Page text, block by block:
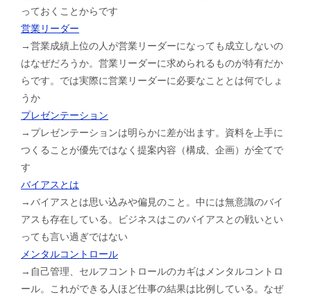
っておくことからです
営業リーダー
→営業成績上位の人が営業リーダーになっても成立しないの
はなぜだろうか。営業リーダーに求められるものが特有だか
らです。では実際に営業リーダーに必要なこととは何でしょ
うか
プレゼンテーション
→プレゼンテーションは明らかに差が出ます。資料を上手に
つくることが優先ではなく提案内容（構成、企画）が全てで
す
バイアスとは
→バイアスとは思い込みや偏見のこと。中には無意識のバイ
アスも存在している。ビジネスはこのバイアスとの戦いとい
っても言い過ぎではない
メンタルコントロール
→自己管理、セルフコントロールのカギはメンタルコントロ
ール。これができる人ほど仕事の結果は比例している。なぜ